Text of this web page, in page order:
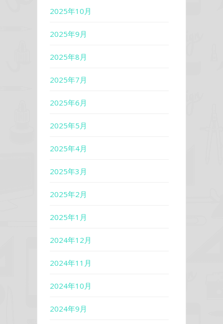
2025年10月
2025年9月
2025年8月
2025年7月
2025年6月
2025年5月
2025年4月
2025年3月
2025年2月
2025年1月
2024年12月
2024年11月
2024年10月
2024年9月